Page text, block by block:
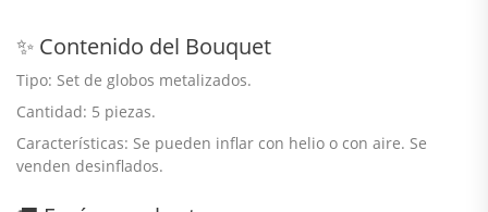
✨ Contenido del Bouquet
Tipo: Set de globos metalizados.
Cantidad: 5 piezas.
Características: Se pueden inflar con helio o con aire. Se
venden desinflados.